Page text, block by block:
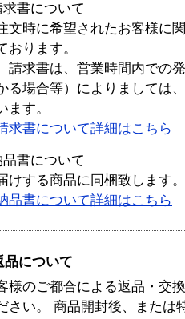
求書について
文時に希望されたお客様に
おります。
請求書は、営業時間内での
る場合等）によりましては
ます。
求書について詳細はこちら
品書について
けする商品に同梱致します。
品書について詳細はこちら
品について
様のご都合による返品・交
さい。 商品開封後、または